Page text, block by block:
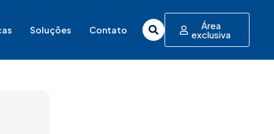
Soluções Contato Área
exclusiva